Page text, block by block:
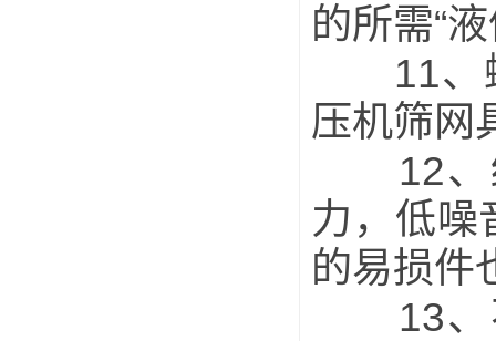
的所需“
11、螺
压机筛网
12、结
力，低噪
的易损件
13、不